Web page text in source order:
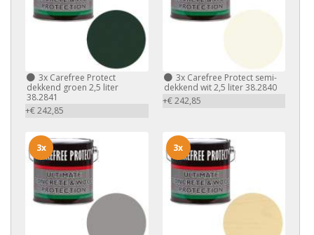
3x Carefree Protect
dekkend groen 2,5 liter
38.2841
+€ 242,85
3xCarefree Protect semi-
dekkend wit 2,5 liter 38.2840
+€ 242,85
3x 3x